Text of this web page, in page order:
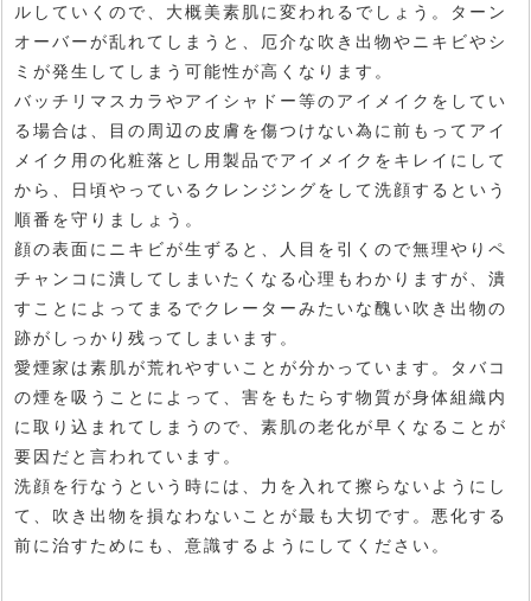
ルしていくので、大概美素肌に変われるでしょう。ターン
オーバーが乱れてしまうと、厄介な吹き出物やニキビやシ
ミが発生してしまう可能性が高くなります。
バッチリマスカラやアイシャドー等のアイメイクをしてい
る場合は、目の周辺の皮膚を傷つけない為に前もってアイ
メイク用の化粧落とし用製品でアイメイクをキレイにして
から、日頃やっているクレンジングをして洗顔するという
順番を守りましょう。
顔の表面にニキビが生ずると、人目を引くので無理やりペ
チャンコに潰してしまいたくなる心理もわかりますが、潰
すことによってまるでクレーターみたいな醜い吹き出物の
跡がしっかり残ってしまいます。
愛煙家は素肌が荒れやすいことが分かっています。タバコ
の煙を吸うことによって、害をもたらす物質が身体組織内
に取り込まれてしまうので、素肌の老化が早くなることが
要因だと言われています。
洗顔を行なうという時には、力を入れて擦らないようにし
て、吹き出物を損なわないことが最も大切です。悪化する
前に治すためにも、意識するようにしてください。